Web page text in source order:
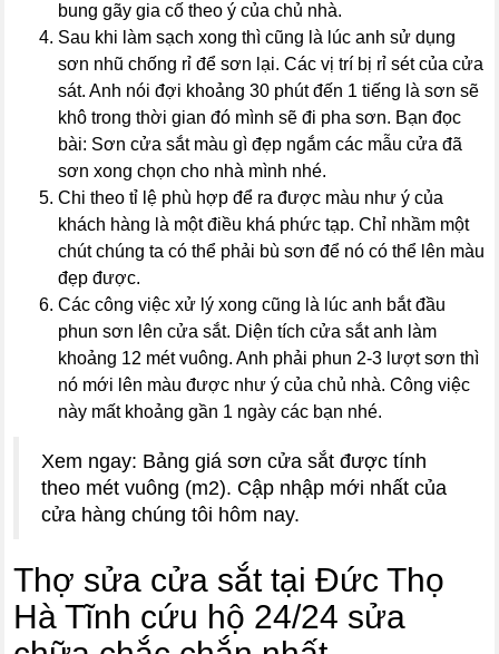
bung gãy gia cố theo ý của chủ nhà.
Sau khi làm sạch xong thì cũng là lúc anh sử dụng
sơn nhũ chống rỉ để sơn lại. Các vị trí bị rỉ sét của cửa
sát. Anh nói đợi khoảng 30 phút đến 1 tiếng là sơn sẽ
khô trong thời gian đó mình sẽ đi pha sơn. Bạn đọc
bài: Sơn cửa sắt màu gì đẹp ngắm các mẫu cửa đã
sơn xong chọn cho nhà mình nhé.
Chi theo tỉ lệ phù hợp để ra được màu như ý của
khách hàng là một điều khá phức tạp. Chỉ nhầm một
chút chúng ta có thể phải bù sơn để nó có thể lên màu
đẹp được.
Các công việc xử lý xong cũng là lúc anh bắt đầu
phun sơn lên cửa sắt. Diện tích cửa sắt anh làm
khoảng 12 mét vuông. Anh phải phun 2-3 lượt sơn thì
nó mới lên màu được như ý của chủ nhà. Công việc
này mất khoảng gần 1 ngày các bạn nhé.
Xem ngay: Bảng giá sơn cửa sắt được tính
theo mét vuông (m2). Cập nhập mới nhất của
cửa hàng chúng tôi hôm nay.
Thợ sửa cửa sắt tại Đức Thọ
Hà Tĩnh cứu hộ 24/24 sửa